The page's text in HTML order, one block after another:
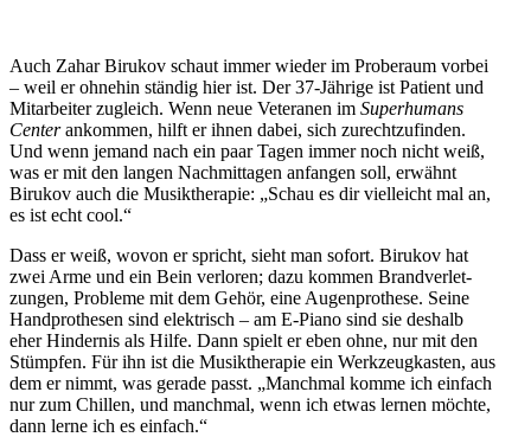
Auch Zahar Birukov schaut immer wieder im Pro­be­raum vorbei
– weil er ohnehin ständig hier ist. Der 37-Jährige ist Patient und
Mit­ar­bei­ter zugleich. Wenn neue Vete­ra­nen im Super­hu­mans
Centerankom­men, hilft er ihnen dabei, sich zurecht­zu­fin­den.
Und wenn jemand nach ein paar Tagen immer noch nicht weiß,
was er mit den langen Nach­mit­ta­gen anfan­gen soll, erwähnt
Birukov auch die Musik­the­ra­pie: „Schau es dir viel­leicht mal an,
es ist echt cool.“
Dass er weiß, wovon er spricht, sieht man sofort. Birukov hat
zwei Arme und ein Bein ver­lo­ren; dazu kommen Brand­ver­let­
zun­gen, Pro­bleme mit dem Gehör, eine Augen­pro­these. Seine
Hand­pro­the­sen sind elek­trisch – am E‑Piano sind sie deshalb
eher Hin­der­nis als Hilfe. Dann spielt er eben ohne, nur mit den
Stümp­fen. Für ihn ist die Musik­the­ra­pie ein Werk­zeug­kas­ten, aus
dem er nimmt, was gerade passt. „Manch­mal komme ich einfach
nur zum Chillen, und manch­mal, wenn ich etwas lernen möchte,
dann lerne ich es einfach.“